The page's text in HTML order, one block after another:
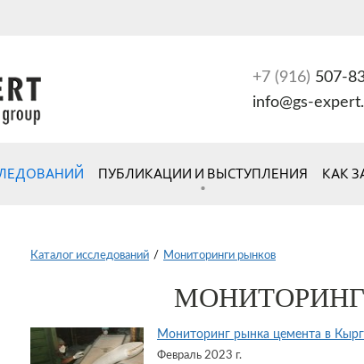
+7 (916) 507-
info@gs-
ПУБЛИКАЦИИ И ВЫСТУПЛЕНИЯ КАК
Каталог исследований / Мониторинги рынков
Мониторинг рынка цемента в
Февраль 2023 г.